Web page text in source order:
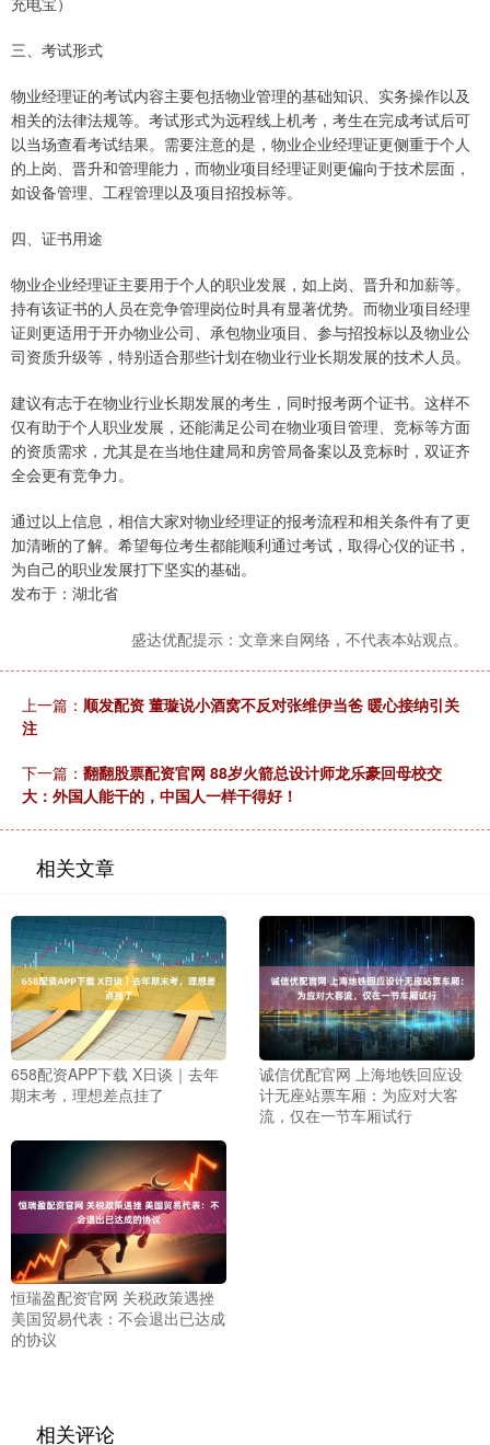
三、考试形式
物业经理证的考试内容主要包括物业管理的基础知识、实务操作以及
相关的法律法规等。考试形式为远程线上机考，考生在完成考试后可
以当场查看考试结果。需要注意的是，物业企业经理证更侧重于个人
的上岗、晋升和管理能力，而物业项目经理证则更偏向于技术层面，
如设备管理、工程管理以及项目招投标等。
四、证书用途
物业企业经理证主要用于个人的职业发展，如上岗、晋升和加薪等。
持有该证书的人员在竞争管理岗位时具有显著优势。而物业项目经理
证则更适用于开办物业公司、承包物业项目、参与招投标以及物业公
司资质升级等，特别适合那些计划在物业行业长期发展的技术人员。
建议有志于在物业行业长期发展的考生，同时报考两个证书。这样不
仅有助于个人职业发展，还能满足公司在物业项目管理、竞标等方面
的资质需求，尤其是在当地住建局和房管局备案以及竞标时，双证齐
全会更有竞争力。
通过以上信息，相信大家对物业经理证的报考流程和相关条件有了更
加清晰的了解。希望每位考生都能顺利通过考试，取得心仪的证书，
为自己的职业发展打下坚实的基础。
发布于：湖北省
盛达优配提示：文章来自网络，不代表本站观点。
上一篇： 顺发配资 董璇说小酒窝不反对张维伊当爸 暖心接纳引关
注
下一篇： 翻翻股票配资官网 88岁火箭总设计师龙乐豪回母校交
大：外国人能干的，中国人一样干得好！
相关文章
658配资APP下载 X日谈｜去年
期末考，理想差点挂了
诚信优配官网 上海地铁回应设
计无座站票车厢：为应对大客
流，仅在一节车厢试行
恒瑞盈配资官网 关税政策遇挫
美国贸易代表：不会退出已达成
的协议
相关评论